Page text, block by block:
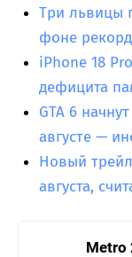
Три львицы
фоне
iPhone 18
дефицита
GTA 6
августе —
Новый
августа,
Metro